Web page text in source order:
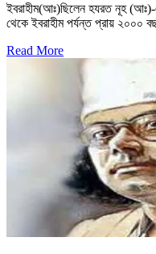
ইবরাহীম(আঃ)ছিলেন হযরত নূহ
থেকে ইবরাহীম পর্যন্ত প্রায় ২০০০
Read More